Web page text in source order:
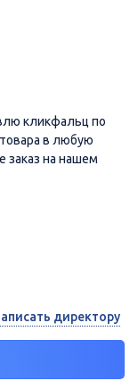
кликфальц по
в любую
заказ на нашем
директору